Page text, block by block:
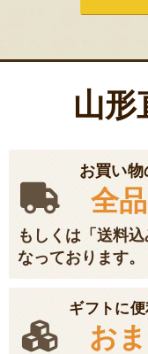
山形
お買い
全
もしくは「送料
なっております。
ギフトに
お